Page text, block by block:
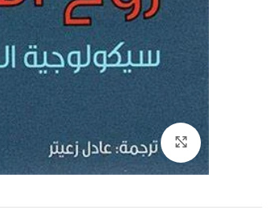
إضغط للتكبير